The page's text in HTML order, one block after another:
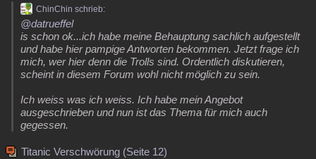
ChinChin schrieb:
@datrueffel
is schon ok...ich habe meine Behauptung sachlich aufgestellt
und habe hier pampige Antworten bekommen. Jetzt frage ich
mich, wer hier denn die Trolls sind. Ordentlich diskutieren,
scheint in diesem Forum wohl nicht möglich zu sein.
Ich weiss was ich weiss. Ich habe mein Angebot
ausgeschrieben und nun ist das Thema für mich auch
gegessen.
Titanic Verschwörung (Seite 12)